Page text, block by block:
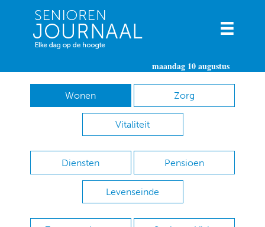
maandag 10 augustus
Wonen Zorg
Vitaliteit
Diensten Pensioen
Levenseinde